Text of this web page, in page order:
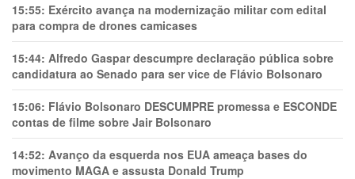
15:55: Exército avança na modernização militar com edital
para compra de drones camicases
15:44: Alfredo Gaspar descumpre declaração pública sobre
candidatura ao Senado para ser vice de Flávio Bolsonaro
15:06: Flávio Bolsonaro DESCUMPRE promessa e ESCONDE
contas de filme sobre Jair Bolsonaro
14:52: Avanço da esquerda nos EUA ameaça bases do
movimento MAGA e assusta Donald Trump